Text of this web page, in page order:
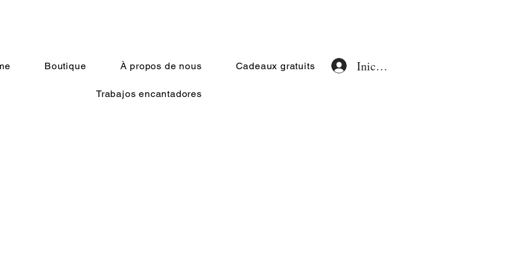
Boutique À propos de nous Cadeaux gratuits
Trabajos encantadores
Iniciar sesión